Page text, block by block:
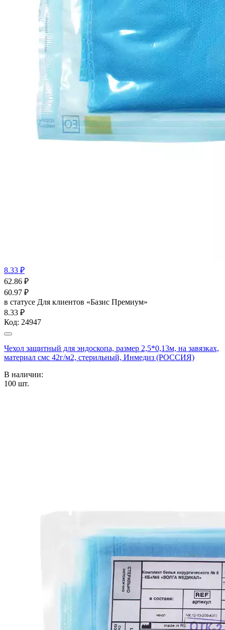
8.33 ₽
62.86 ₽
60.97 ₽
в статусе Для клиентов «Базис Премиум»
8.33 ₽
Код: 24947
Чехол защитный для эндоскопа, размер 2,5*0,13м, на завязках,
материал смс 42г/м2, стерильный, Инмедиз (РОССИЯ)
В наличии:
100 шт.